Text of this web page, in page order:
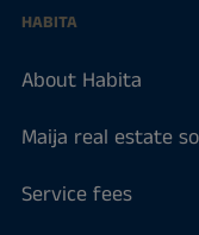
HABITA
About Habita
Maija real estate
Service fees